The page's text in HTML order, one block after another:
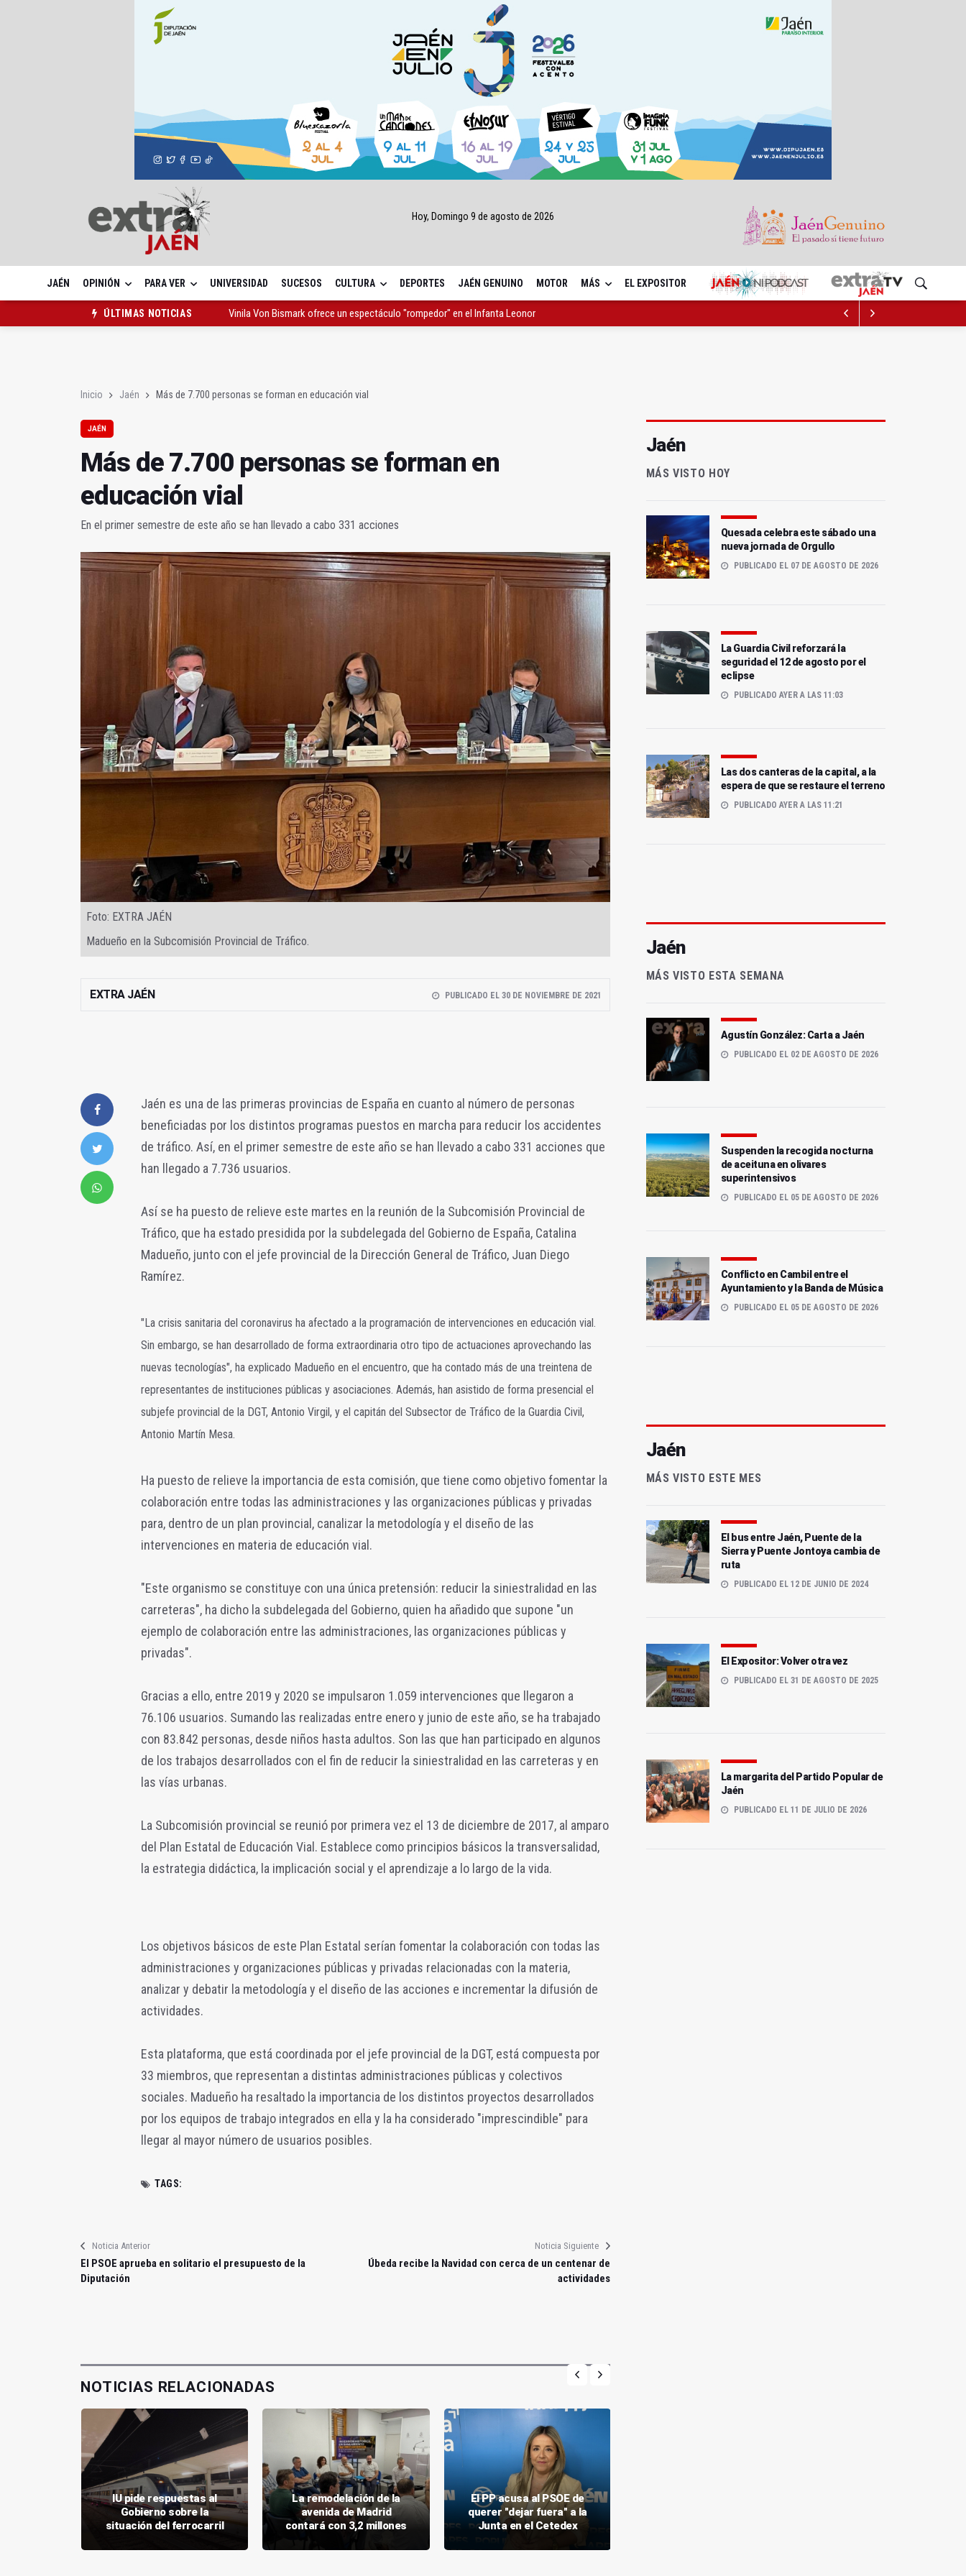
Hoy, Domingo 9 de agosto de 2026
JAÉN OPINIÓN PARA VER UNIVERSIDAD SUCESOS CULTURA DEPORTES JAÉN GENUINO MOTOR MÁS EL EXPOSITOR
ÚLTIMAS NOTICIAS
Vinila Von Bismark ofrece un espectáculo "rompedor" en el Infanta Leonor
Inicio Jaén Más de 7.700 personas se forman en educación vial
JAÉN
Más de 7.700 personas se forman en
educación vial
En el primer semestre de este año se han llevado a cabo 331 acciones
Foto: EXTRA JAÉN
Madueño en la Subcomisión Provincial de Tráfico.
EXTRA JAÉN PUBLICADO EL 30 DE NOVIEMBRE DE 2021
Jaén es una de las primeras provincias de España en cuanto al número de personas
beneficiadas por los distintos programas puestos en marcha para reducir los accidentes
de tráfico. Así, en el primer semestre de este año se han llevado a cabo 331 acciones que
han llegado a 7.736 usuarios.
Así se ha puesto de relieve este martes en la reunión de la Subcomisión Provincial de
Tráfico, que ha estado presidida por la subdelegada del Gobierno de España, Catalina
Madueño, junto con el jefe provincial de la Dirección General de Tráfico, Juan Diego
Ramírez.
"La crisis sanitaria del coronavirus ha afectado a la programación de intervenciones en educación vial.
Sin embargo, se han desarrollado de forma extraordinaria otro tipo de actuaciones aprovechando las
nuevas tecnologías", ha explicado Madueño en el encuentro, que ha contado más de una treintena de
representantes de instituciones públicas y asociaciones. Además, han asistido de forma presencial el
subjefe provincial de la DGT, Antonio Virgil, y el capitán del Subsector de Tráfico de la Guardia Civil,
Antonio Martín Mesa.
Ha puesto de relieve la importancia de esta comisión, que tiene como objetivo fomentar la
colaboración entre todas las administraciones y las organizaciones públicas y privadas
para, dentro de un plan provincial, canalizar la metodología y el diseño de las
intervenciones en materia de educación vial.
"Este organismo se constituye con una única pretensión: reducir la siniestralidad en las
carreteras", ha dicho la subdelegada del Gobierno, quien ha añadido que supone "un
ejemplo de colaboración entre las administraciones, las organizaciones públicas y
privadas".
Gracias a ello, entre 2019 y 2020 se impulsaron 1.059 intervenciones que llegaron a
76.106 usuarios. Sumando las realizadas entre enero y junio de este año, se ha trabajado
con 83.842 personas, desde niños hasta adultos. Son las que han participado en algunos
de los trabajos desarrollados con el fin de reducir la siniestralidad en las carreteras y en
las vías urbanas.
La Subcomisión provincial se reunió por primera vez el 13 de diciembre de 2017, al amparo
del Plan Estatal de Educación Vial. Establece como principios básicos la transversalidad,
la estrategia didáctica, la implicación social y el aprendizaje a lo largo de la vida.
Los objetivos básicos de este Plan Estatal serían fomentar la colaboración con todas las
administraciones y organizaciones públicas y privadas relacionadas con la materia,
analizar y debatir la metodología y el diseño de las acciones e incrementar la difusión de
actividades.
Esta plataforma, que está coordinada por el jefe provincial de la DGT, está compuesta por
33 miembros, que representan a distintas administraciones públicas y colectivos
sociales. Madueño ha resaltado la importancia de los distintos proyectos desarrollados
por los equipos de trabajo integrados en ella y la ha considerado "imprescindible" para
llegar al mayor número de usuarios posibles.
TAGS:
Noticia Anterior
El PSOE aprueba en solitario el presupuesto de la
Diputación
Noticia Siguiente
Úbeda recibe la Navidad con cerca de un centenar de
actividades
NOTICIAS RELACIONADAS
IU pide respuestas al
Gobierno sobre la
situación del ferrocarril
La remodelación de la
avenida de Madrid
contará con 3,2 millones
El PP acusa al PSOE de
querer "dejar fuera" a la
Junta en el Cetedex
Jaén
MÁS VISTO HOY
Quesada celebra este sábado una
nueva jornada de Orgullo
PUBLICADO EL 07 DE AGOSTO DE 2026
La Guardia Civil reforzará la
seguridad el 12 de agosto por el
eclipse
PUBLICADO AYER A LAS 11:03
Las dos canteras de la capital, a la
espera de que se restaure el terreno
PUBLICADO AYER A LAS 11:21
Jaén
MÁS VISTO ESTA SEMANA
Agustín González: Carta a Jaén
PUBLICADO EL 02 DE AGOSTO DE 2026
Suspenden la recogida nocturna
de aceituna en olivares
superintensivos
PUBLICADO EL 05 DE AGOSTO DE 2026
Conflicto en Cambil entre el
Ayuntamiento y la Banda de Música
PUBLICADO EL 05 DE AGOSTO DE 2026
Jaén
MÁS VISTO ESTE MES
El bus entre Jaén, Puente de la
Sierra y Puente Jontoya cambia de
ruta
PUBLICADO EL 12 DE JUNIO DE 2024
El Expositor: Volver otra vez
PUBLICADO EL 31 DE AGOSTO DE 2025
La margarita del Partido Popular de
Jaén
PUBLICADO EL 11 DE JULIO DE 2026